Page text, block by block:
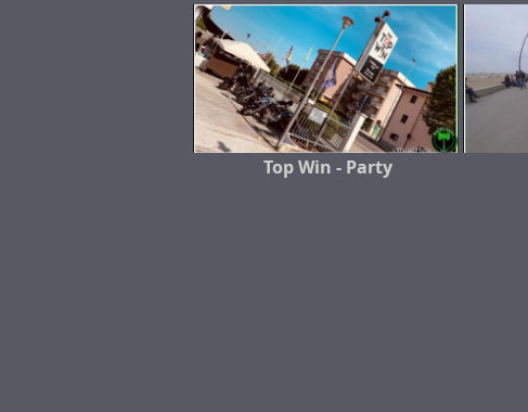
Top Win - Party